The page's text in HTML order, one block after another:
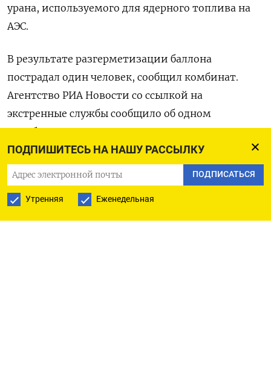
ПОДПИШИТЕСЬ НА НАШУ РАССЫЛКУ
ПОДПИСАТЬСЯ
Утренняя Еженедельная
урана, используемого для ядерного топлива на
АЭС.
В результате разгерметизации баллона
пострадал один человек, сообщил комбинат.
Агентство РИА Новости со ссылкой на
экстренные службы сообщило об одном
погибшем.
«Ситуация носит локальный характер и
ограничена территорией производственного
участка. Персонал цеха эвакуирован, проводится
санитарная обработка», - говорится в